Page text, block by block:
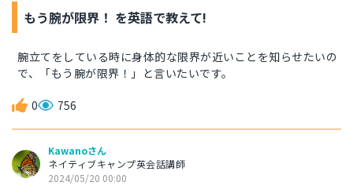
もう腕が限界！ を英語で教えて!
腕立てをしている時に身体的な限界が近いことを知らせたいの
で、「もう腕が限界！」と言いたいです。
0 756
Kawanoさん
ネイティブキャンプ英会話講師
2024/05/20 00:00